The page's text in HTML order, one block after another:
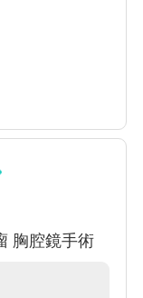
胸腔鏡手術